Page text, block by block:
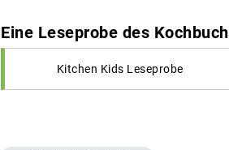
Eine Leseprobe des
Kitchen Kids Leseprobe